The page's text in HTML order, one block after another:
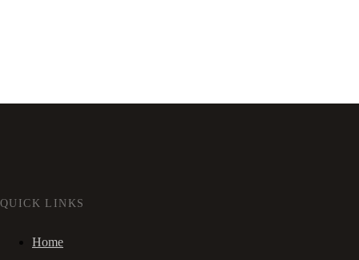
QUICK LINKS
Home